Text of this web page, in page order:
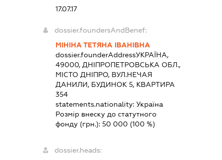
17.07.17
dossier.foundersAndBenef:
МІНІНА ТЕТЯНА ІВАНІВНА
dossier.founderAddressУКРАЇНА,
49000, ДНІПРОПЕТРОВСЬКА ОБЛ.,
МІСТО ДНІПРО, ВУЛ.НЕЧАЯ
ДАНИЛИ, БУДИНОК 5, КВАРТИРА
354
statements.nationality: Україна
Розмір внеску до статутного
фонду (грн.): 50 000 (100 %)
dossier.heads: